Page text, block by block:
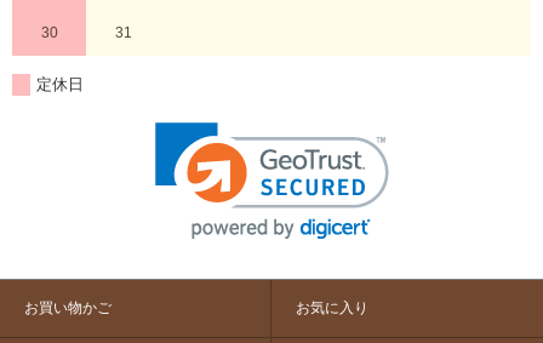
30 31
定休日
お買い物かご お気に入り